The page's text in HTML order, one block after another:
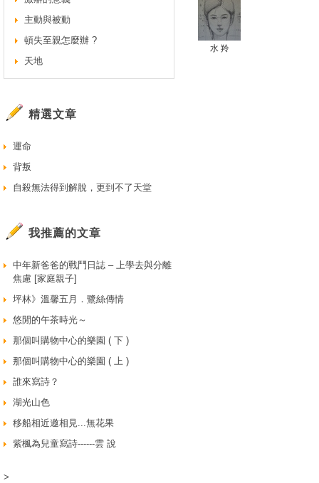
水 羚
主動與被動
頓失至親怎麼辦 ?
天地
精選文章
運命
背叛
自殺無法得到解脫，更到不了天堂
我推薦的文章
中年新爸爸的戰鬥日誌 – 上學去與分離
焦慮 [家庭親子]
坪林》溫馨五月．鷺絲傳情
悠閒的午茶時光～
那個叫購物中心的樂園 ( 下 )
那個叫購物中心的樂園 ( 上 )
誰來寫詩？
湖光山色
移船相近邀相見...無花果
紫楓為兒童寫詩------雲 說
>